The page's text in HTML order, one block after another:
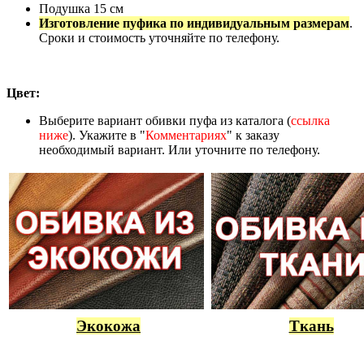
Подушка 15 см
Изготовление пуфика по индивидуальным размерам.
Сроки и стоимость уточняйте по телефону.
Цвет:
Выберите вариант обивки пуфа из каталога (ссылка
ниже). Укажите в "Комментариях" к заказу
необходимый вариант. Или уточните по телефону.
Экокожа Ткань